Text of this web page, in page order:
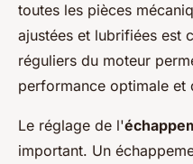
toutes les pièces
ajustées et lubrifiées est
réguliers du moteur
performance optimale et
Le réglage de l'
important. Un